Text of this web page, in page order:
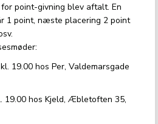
point-givning blev aftalt. En
1 point, næste placering 2 point
19.00 hos Per, Valdemarsgade
19.00 hos Kjeld, Æbletoften 35,